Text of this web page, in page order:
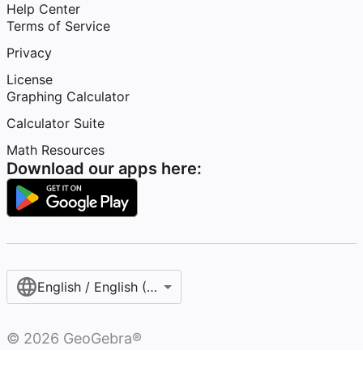
Help Center
Terms of Service
Privacy
License
Graphing Calculator
Calculator Suite
Math Resources
Download our apps here:
English / English (United States)
© 2026 GeoGebra®